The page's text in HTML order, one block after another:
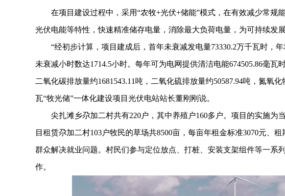
在项目建设过程中，采用“农牧+光伏+储能”模式，在有效减少常规
光伏电能等特性，快速精准储存电量，消除最大负荷电量，为可持续发展
“经初步计算，项目建成后，首年未衰减发电量73330.2万千瓦时，年
未衰减小时数达1714.5小时。每年可为电网提供清洁电能674505.86毫瓦
二氧化碳排放量约1681543.11吨，二氧化硫排放量约50587.94吨，氮氧
瓦“牧光储”一体化建设项目光伏电站站长董刚刚说。
尖扎滩乡尕加二村共有220户，其中养殖户160多户。项目的实施为
目租赁尕加二村103户牧民的草场共8500亩，每亩年租金标准3070元、
群众解决就业问题。村民们参与定位放点、打桩、安装支架组件等一系
作。